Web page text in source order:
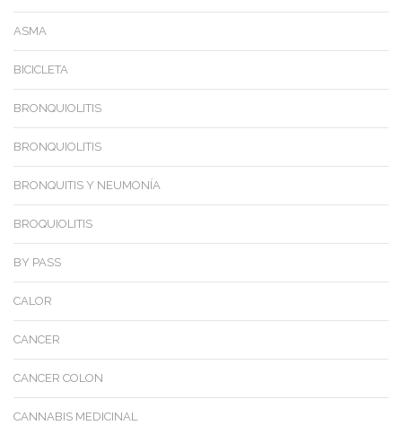
ASMA
BICICLETA
BRONQUIOLITIS
BRONQUIOLITIS
BRONQUITIS Y NEUMONÍA
BROQUIOLITIS
BY PASS
CALOR
CANCER
CANCER COLON
CANNABIS MEDICINAL